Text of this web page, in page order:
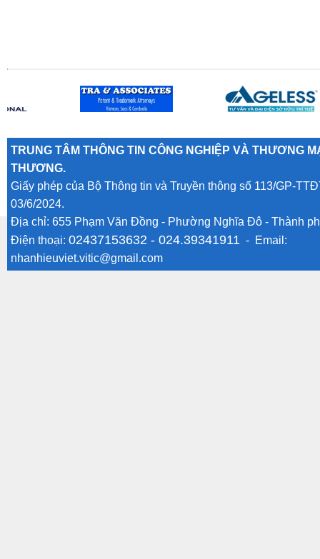
TRUNG TÂM THÔNG TIN CÔNG NGHIỆP VÀ THƯƠNG
THƯƠNG.
Giấy phép của Bộ Thông tin và Truyền thông số 113/GP-
03/6/2024.
Địa chỉ: 655 Phạm Văn Đồng - Phường Nghĩa Đô - Thành
Điện thoại: 02437153632 - 024.39341911 - Email:
nhanhieuviet.vitic@gmail.com